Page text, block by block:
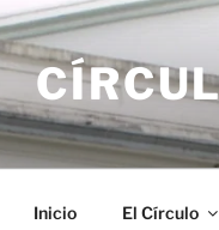
Inicio El Círculo